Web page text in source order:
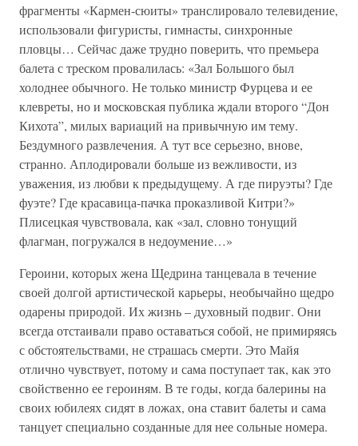
фрагменты «Кармен-сюиты» транслировало телевидение,
использовали фигуристы, гимнасты, синхронные
пловцы… Сейчас даже трудно поверить, что премьера
балета с треском провалилась: «Зал Большого был
холоднее обычного. Не только министр Фурцева и ее
клевреты, но и московская публика ждали второго “Дон
Кихота”, милых вариаций на привычную им тему.
Бездумного развлечения. А тут все серьезно, внове,
странно. Аплодировали больше из вежливости, из
уважения, из любви к предыдущему. А где пируэты? Где
фуэте? Где красавица-пачка проказливой Китри?»
Плисецкая чувствовала, как «зал, словно тонущий
флагман, погружался в недоумение…»
Героини, которых жена Щедрина танцевала в течение
своей долгой артистической карьеры, необычайно щедро
одарены природой. Их жизнь – духовный подвиг. Они
всегда отстаивали право оставаться собой, не примиряясь
с обстоятельствами, не страшась смерти. Это Майя
отлично чувствует, потому и сама поступает так, как это
свойственно ее героиням. В те годы, когда балерины на
своих юбилеях сидят в ложах, она ставит балеты и сама
танцует специально созданные для нее сольные номера.